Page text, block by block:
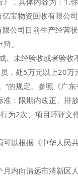
宝物资回收有限公
公司目前生产经营
。
未经验收或者验收
，处5万元以上20万
”的规定。参照《广
：限期内改正、排
为2次、项目环评文
以根据《中华人民
内向清远市清新区